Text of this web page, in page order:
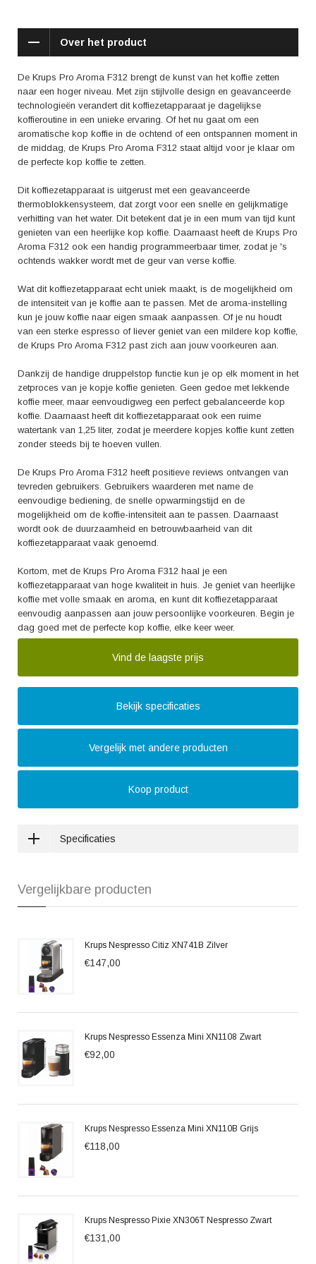
tevreden gebruikers. Gebruikers waarderen met name de eenvoudige
bediening, de snelle opwarmingstijd en de mogelijkheid om de koffie-
intensiteit aan te passen. Daarnaast wordt ook de duurzaamheid en
betrouwbaarheid van dit koffiezetapparaat vaak genoemd.
Kortom, met de Krups Pro Aroma F312 haal je een koffiezetapparaat
van hoge kwaliteit in huis. Je geniet van heerlijke koffie met volle smaak
persoonlijke voorkeuren. Begin je dag goed met de perfecte kop koffie,
elke keer weer.
Over het product
De Krups Pro Aroma F312 brengt de kunst van het koffie zetten
naar een hoger niveau. Met zijn stijlvolle design en geavanceerde
technologieën verandert dit koffiezetapparaat je dagelijkse
koffieroutine in een unieke ervaring. Of het nu gaat om een
aromatische kop koffie in de ochtend of een ontspannen moment in
de middag, de Krups Pro Aroma F312 staat altijd voor je klaar om
de perfecte kop koffie te zetten.
Dit koffiezetapparaat is uitgerust met een geavanceerde
thermoblokkensysteem, dat zorgt voor een snelle en gelijkmatige
verhitting van het water. Dit betekent dat je in een mum van tijd kunt
genieten van een heerlijke kop koffie. Daarnaast heeft de Krups Pro
Aroma F312 ook een handig programmeerbaar timer, zodat je 's
ochtends wakker wordt met de geur van verse koffie.
Wat dit koffiezetapparaat echt uniek maakt, is de mogelijkheid om
de intensiteit van je koffie aan te passen. Met de aroma-instelling
kun je jouw koffie naar eigen smaak aanpassen. Of je nu houdt
van een sterke espresso of liever geniet van een mildere kop koffie,
de Krups Pro Aroma F312 past zich aan jouw voorkeuren aan.
Dankzij de handige druppelstop functie kun je op elk moment in het
zetproces van je kopje koffie genieten. Geen gedoe met lekkende
koffie meer, maar eenvoudigweg een perfect gebalanceerde kop
koffie. Daarnaast heeft dit koffiezetapparaat ook een ruime
watertank van 1,25 liter, zodat je meerdere kopjes koffie kunt zetten
zonder steeds bij te hoeven vullen.
De Krups Pro Aroma F312 heeft positieve reviews ontvangen van
tevreden gebruikers. Gebruikers waarderen met name de
eenvoudige bediening, de snelle opwarmingstijd en de
mogelijkheid om de koffie-intensiteit aan te passen. Daarnaast
wordt ook de duurzaamheid en betrouwbaarheid van dit
koffiezetapparaat vaak genoemd.
Kortom, met de Krups Pro Aroma F312 haal je een
koffiezetapparaat van hoge kwaliteit in huis. Je geniet van heerlijke
koffie met volle smaak en aroma, en kunt dit koffiezetapparaat
eenvoudig aanpassen aan jouw persoonlijke voorkeuren. Begin je
dag goed met de perfecte kop koffie, elke keer weer.
Vind de laagste prijs
Bekijk specificaties
Vergelijk met andere producten
Koop product
Specificaties
Vergelijkbare producten
Krups Nespresso Citiz XN741B Zilver
€147,00
Krups Nespresso Essenza Mini XN1108 Zwart
€92,00
Krups Nespresso Essenza Mini XN110B Grijs
€118,00
Krups Nespresso Pixie XN306T Nespresso Zwart
€131,00